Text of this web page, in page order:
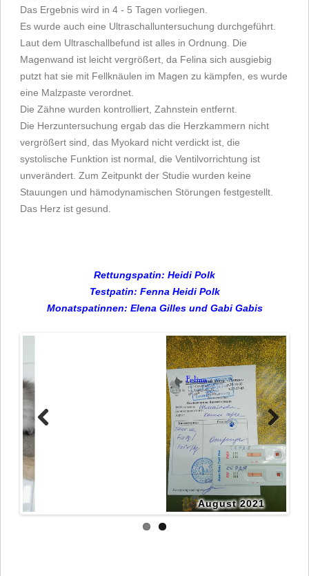
Das Ergebnis wird in 4 - 5 Tagen vorliegen.
Es wurde auch eine Ultraschalluntersuchung durchgeführt.
Laut dem Ultraschallbefund ist alles in Ordnung. Die
Magenwand ist leicht vergrößert, da Felina sich ausgiebig
putzt hat sie mit Fellknäulen im Magen zu kämpfen, es wurde
eine Malzpaste verordnet.
Die Zähne wurden kontrolliert, Zahnstein entfernt.
Die Herzuntersuchung ergab das die Herzkammern nicht
vergrößert sind, das Myokard nicht verdickt ist, die
systolische Funktion ist normal, die Ventilvorrichtung ist
unverändert. Zum Zeitpunkt der Studie wurden keine
Stauungen und hämodynamischen Störungen festgestellt.
Das Herz ist gesund.
Rettungspatin: Heidi Polk
Testpatin: Fenna Heidi Polk
Monatspatinnen: Elena Gilles und Gabi Gabis
August 2021